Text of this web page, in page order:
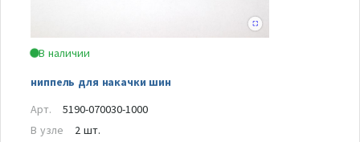
В наличии
ниппель для накачки шин
Арт.
5190-070030-1000
В узле
2 шт.